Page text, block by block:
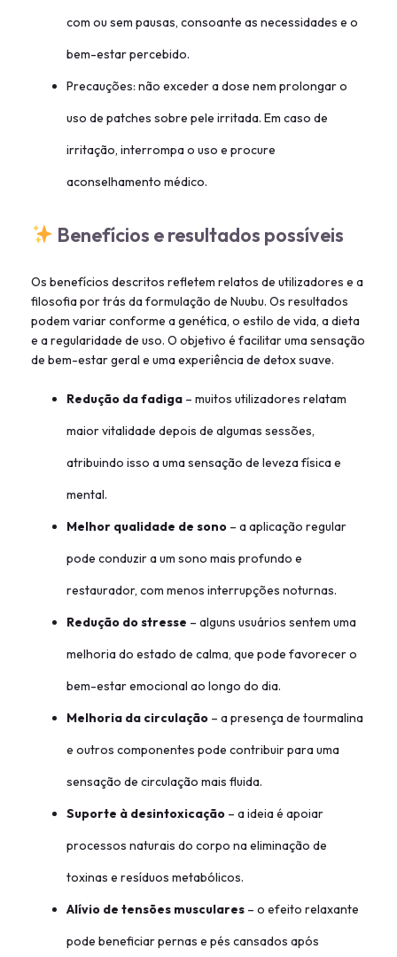
com ou sem pausas, consoante as necessidades e o
bem-estar percebido.
Precauções: não exceder a dose nem prolongar o
uso de patches sobre pele irritada. Em caso de
irritação, interrompa o uso e procure
aconselhamento médico.
Benefícios e resultados possíveis
Os benefícios descritos refletem relatos de utilizadores e a
filosofia por trás da formulação de Nuubu. Os resultados
podem variar conforme a genética, o estilo de vida, a dieta
e a regularidade de uso. O objetivo é facilitar uma sensação
de bem-estar geral e uma experiência de detox suave.
Redução da fadiga – muitos utilizadores relatam
maior vitalidade depois de algumas sessões,
atribuindo isso a uma sensação de leveza física e
mental.
Melhor qualidade de sono – a aplicação regular
pode conduzir a um sono mais profundo e
restaurador, com menos interrupções noturnas.
Redução do stresse – alguns usuários sentem uma
melhoria do estado de calma, que pode favorecer o
bem-estar emocional ao longo do dia.
Melhoria da circulação – a presença de tourmalina
e outros componentes pode contribuir para uma
sensação de circulação mais fluida.
Suporte à desintoxicação – a ideia é apoiar
processos naturais do corpo na eliminação de
toxinas e resíduos metabólicos.
Alívio de tensões musculares – o efeito relaxante
pode beneficiar pernas e pés cansados após